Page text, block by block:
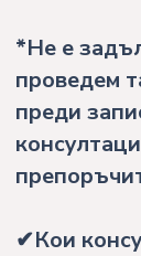
*Не е
проведем
преди
✔Кои